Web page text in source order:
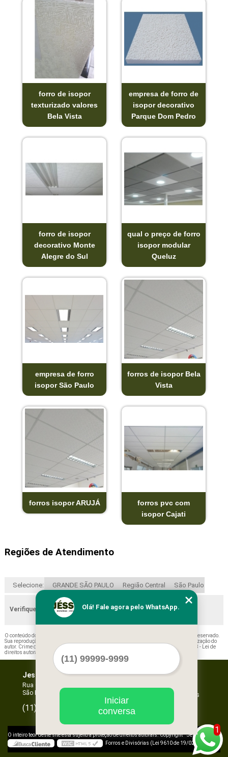
forro de isopor
texturizado valores
Bela Vista
empresa de forro de
isopor decorativo
Parque Dom Pedro
forro de isopor
decorativo Monte
Alegre do Sul
qual o preço de forro
isopor modular
Queluz
empresa de forro
isopor São Paulo
forros de isopor Bela
Vista
forros isopor ARUJÁ
forros pvc com
isopor Cajati
Regiões de Atendimento
Selecione: GRANDE SÃO PAULO Região Central São Paulo
Verifique as regiões que atendemos
O conteúdo do texto "
" é de direito reservado.
Sua reprodução, parcial ou total, mesmo citando nossos links, é proibida sem a autorização do
autor. Crime de violação de direito autoral – artigo 184 do Código Penal – Lei 9610/98 - Lei de
direitos autorais
Jessica Forros e Divisórias
Rua Oscar Horta, 269 - Mooca
São Paulo - SP - CEP: 03105-110
(11)
Serviços
O inteiro teor deste site está sujeito à proteção de direitos autorais. Copyright Jessica
Forros e Divisórias (Lei 9610 de 19/02/1998)
1
Olá! Fale agora pelo WhatsApp.
Iniciar
conversa